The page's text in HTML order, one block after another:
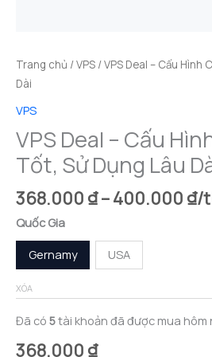
Trang chủ /VPS / VPS Deal – Cấu Hình
Dài
VPS
VPS Deal – Cấu
Tốt, Sử Dụng Lâu
368.000 ₫–400.000 ₫/
Quốc Gia
Gernamy USA
XÓA
Đã có 5tài khoản đã được mua hôm
368.000 ₫